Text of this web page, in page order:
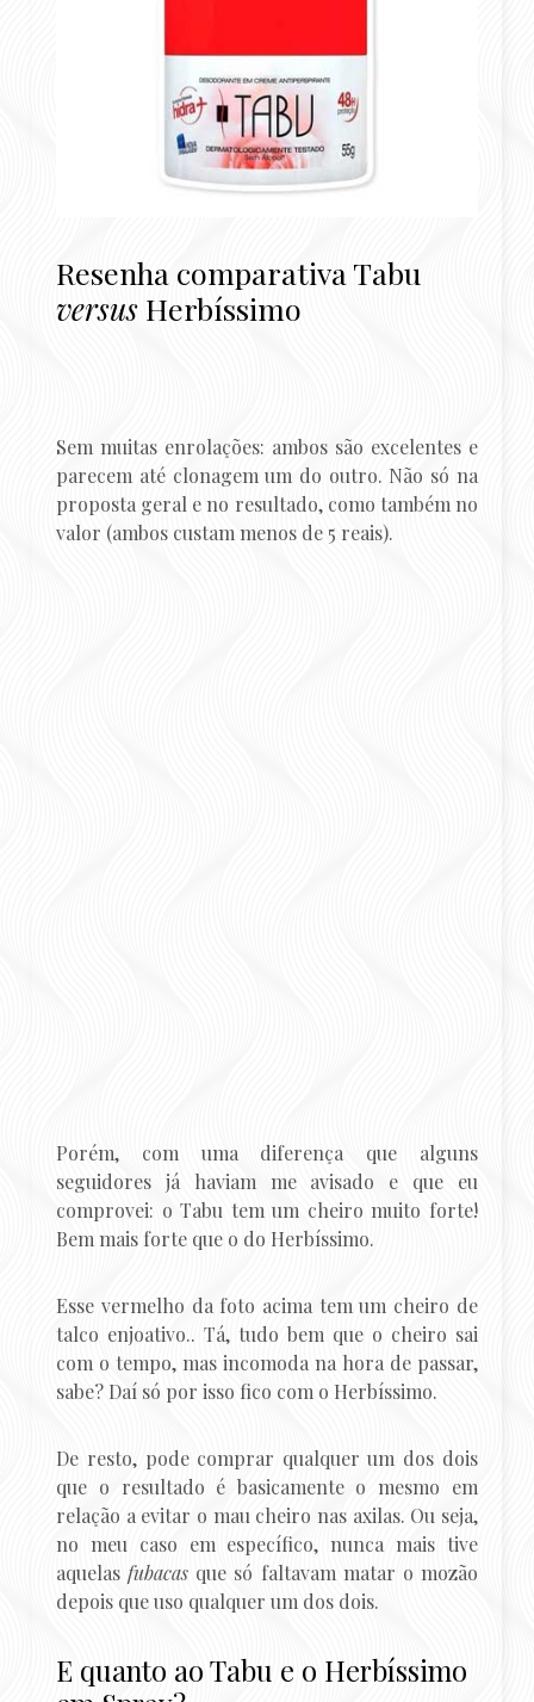
Resenha comparativa Tabu
versus Herbíssimo
Sem muitas enrolações: ambos são excelentes e
parecem até clonagem um do outro. Não só na
proposta geral e no resultado, como também no
valor (ambos custam menos de 5 reais).
Porém, com uma diferença que alguns
seguidores já haviam me avisado e que eu
comprovei: o Tabu tem um cheiro muito forte!
Bem mais forte que o do Herbíssimo.
Esse vermelho da foto acima tem um cheiro de
talco enjoativo.. Tá, tudo bem que o cheiro sai
com o tempo, mas incomoda na hora de passar,
sabe? Daí só por isso fico com o Herbíssimo.
De resto, pode comprar qualquer um dos dois
que o resultado é basicamente o mesmo em
relação a evitar o mau cheiro nas axilas. Ou seja,
no meu caso em específico, nunca mais tive
aquelasfubacas que só faltavam matar o mozão
depois que uso qualquer um dos dois.
E quanto ao Tabu e o Herbíssimo